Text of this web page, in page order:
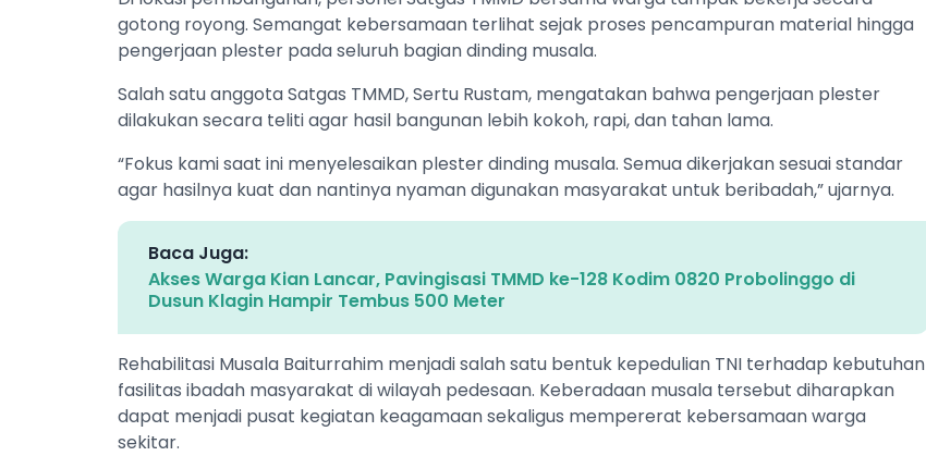
gotong royong. Semangat kebersamaan terlihat sejak proses pencampuran material hingga
pengerjaan plester pada seluruh bagian dinding musala.
Salah satu anggota Satgas TMMD, Sertu Rustam, mengatakan bahwa pengerjaan plester
dilakukan secara teliti agar hasil bangunan lebih kokoh, rapi, dan tahan lama.
“Fokus kami saat ini menyelesaikan plester dinding musala. Semua dikerjakan sesuai standar
agar hasilnya kuat dan nantinya nyaman digunakan masyarakat untuk beribadah,” ujarnya.
Baca Juga:
Akses Warga Kian Lancar, Pavingisasi TMMD ke-128 Kodim 0820 Probolinggo di
Dusun Klagin Hampir Tembus 500 Meter
Rehabilitasi Musala Baiturrahim menjadi salah satu bentuk kepedulian TNI terhadap kebutuhan
fasilitas ibadah masyarakat di wilayah pedesaan. Keberadaan musala tersebut diharapkan
dapat menjadi pusat kegiatan keagamaan sekaligus mempererat kebersamaan warga
sekitar.